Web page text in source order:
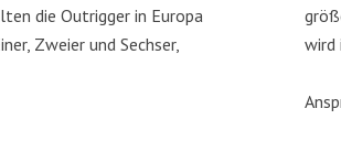
die Outrigger in Europa
Zweier und Sechser,
wird